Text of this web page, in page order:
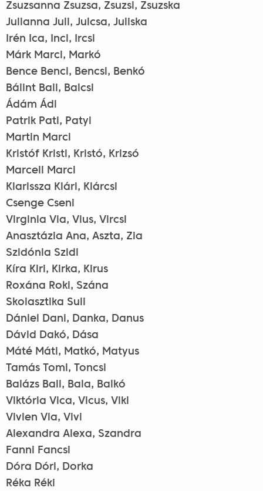
Zsuzsanna Zsuzsa, Zsuzsi, Zsuzska
Julianna Juli, Julcsa, Juliska
Irén Ica, Inci, Ircsi
Márk Marci, Markó
Bence Benci, Bencsi, Benkó
Bálint Bali, Balcsi
Ádám Ádi
Patrik Pati, Patyi
Martin Marci
Kristóf Kristi, Kristó, Krizsó
Marcell Marci
Klarissza Klári, Klárcsi
Csenge Cseni
Virginia Via, Vius, Vircsi
Anasztázia Ana, Aszta, Zia
Szidónia Szidi
Kíra Kiri, Kirka, Kirus
Roxána Roki, Szána
Skolasztika Suli
Dániel Dani, Danka, Danus
Dávid Dakó, Dása
Máté Máti, Matkó, Matyus
Tamás Tomi, Toncsi
Balázs Bali, Bala, Balkó
Viktória Vica, Vicus, Viki
Vivien Via, Vivi
Alexandra Alexa, Szandra
Fanni Fancsi
Dóra Dóri, Dorka
Réka Réki